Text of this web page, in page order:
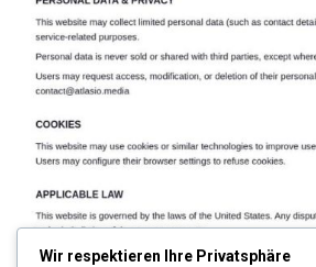
Wir respektieren Ihre Privatsphäre